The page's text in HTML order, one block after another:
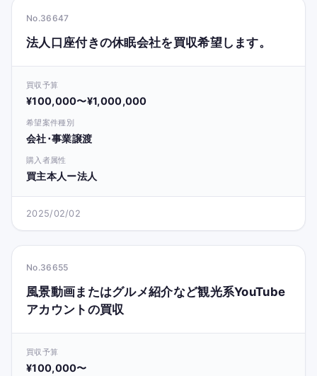
No.36647
法人口座付きの休眠会社を買収希望します。
買収予算
¥100,000〜¥1,000,000
希望案件種別
会社･事業譲渡
購入者属性
買主本人ー法人
2025/02/02
No.36655
風景動画またはグルメ紹介など観光系YouTube
アカウントの買収
買収予算
¥100,000〜